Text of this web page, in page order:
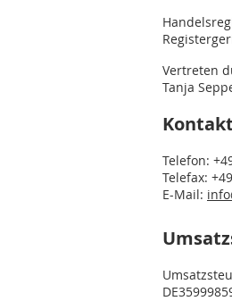
Vertreten
Tanja
Kontakt
Telefon:
Telefax:
E-Mail: